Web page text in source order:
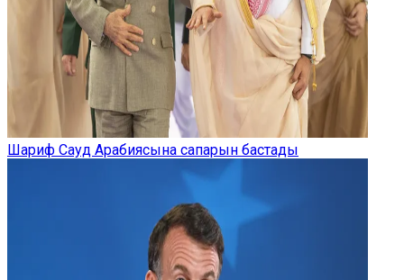
Шариф Сауд Арабиясына сапарын бастады